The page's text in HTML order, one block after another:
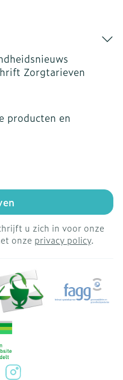
Zorgtarieven
producten en
u zich in voor onze
onze privacy policy.